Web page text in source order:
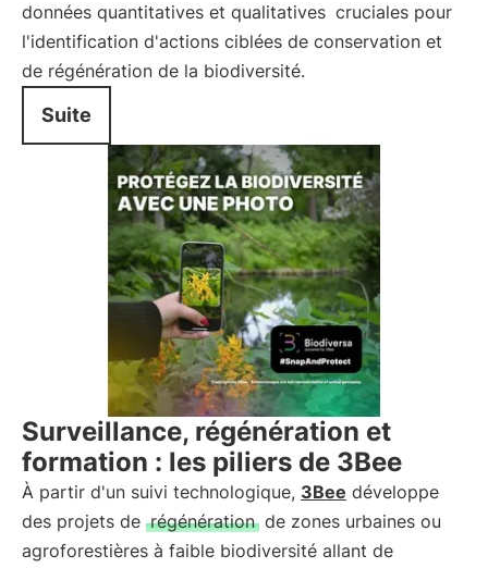
données quantitatives et qualitatives cruciales pour
l'identification d'actions ciblées de conservation et
de régénération de la biodiversité.
Suite
Surveillance, régénération et
formation : les piliers de 3Bee
À partir d'un suivi technologique, 3Bee développe
des projets de régénération de zones urbaines ou
agroforestières à faible biodiversité allant de